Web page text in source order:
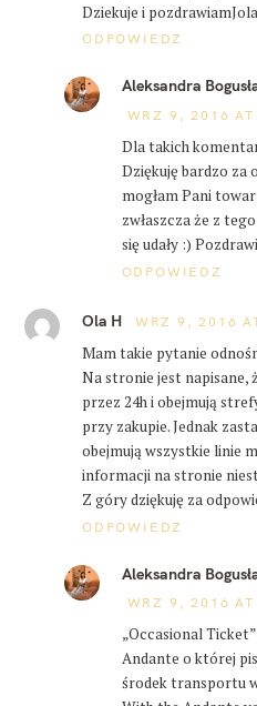
Dziekuje i
ODPOWIEDZ
Aleksandra
WRZ 9, 2016
Dla takich
Dziękuję bardzo za
mogłam Pani
zwłaszcza że z
się udały :)
ODPOWIEDZ
Ola H WRZ 9, 2016
Mam takie pytanie
Na stronie jest napisane,
przez 24h i obejmują
przy zakupie. Jednak
obejmują wszystkie linie
informacji na stronie
Z góry dziękuję za
ODPOWIEDZ
Aleksandra
WRZ 9, 2016
„Occasional
Andante o której
środek transportu